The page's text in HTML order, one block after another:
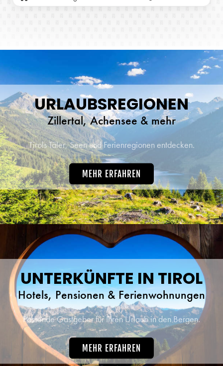
URLAUBSREGIONEN
Zillertal, Achensee & mehr
Tirols Täler, Seen und Ferienregionen entdecken.
MEHR ERFAHREN
UNTERKÜNFTE IN TIROL
Hotels, Pensionen & Ferienwohnungen
Passende Gastgeber für Ihren Urlaub in den Bergen.
MEHR ERFAHREN